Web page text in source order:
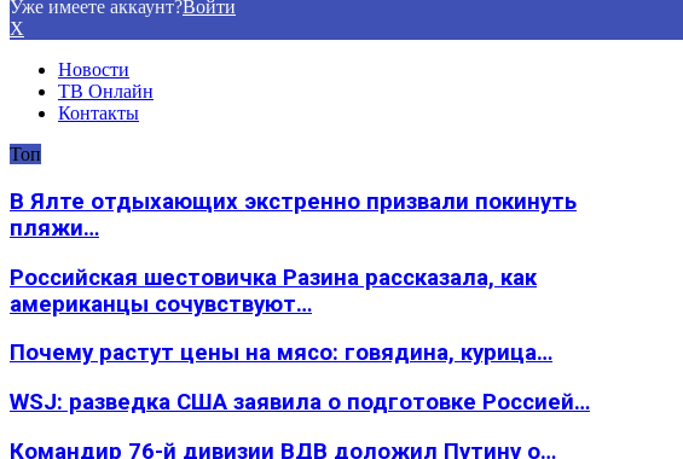
Уже имеете аккаунт?Войти
X
Новости
ТВ Онлайн
Контакты
Топ
В Ялте отдыхающих экстренно призвали покинуть
пляжи…
Российская шестовичка Разина рассказала, как
американцы сочувствуют…
Почему растут цены на мясо: говядина, курица…
WSJ: разведка США заявила о подготовке Россией…
Командир 76-й дивизии ВДВ доложил Путину о…